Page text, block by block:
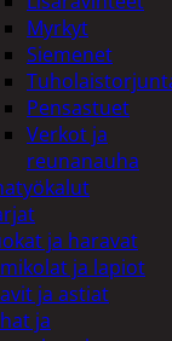
Myrkyt
Siemenet
Pensastuet
Verkot ja
reunanauha
ja haravat
ja lapiot
ja astiat
ja